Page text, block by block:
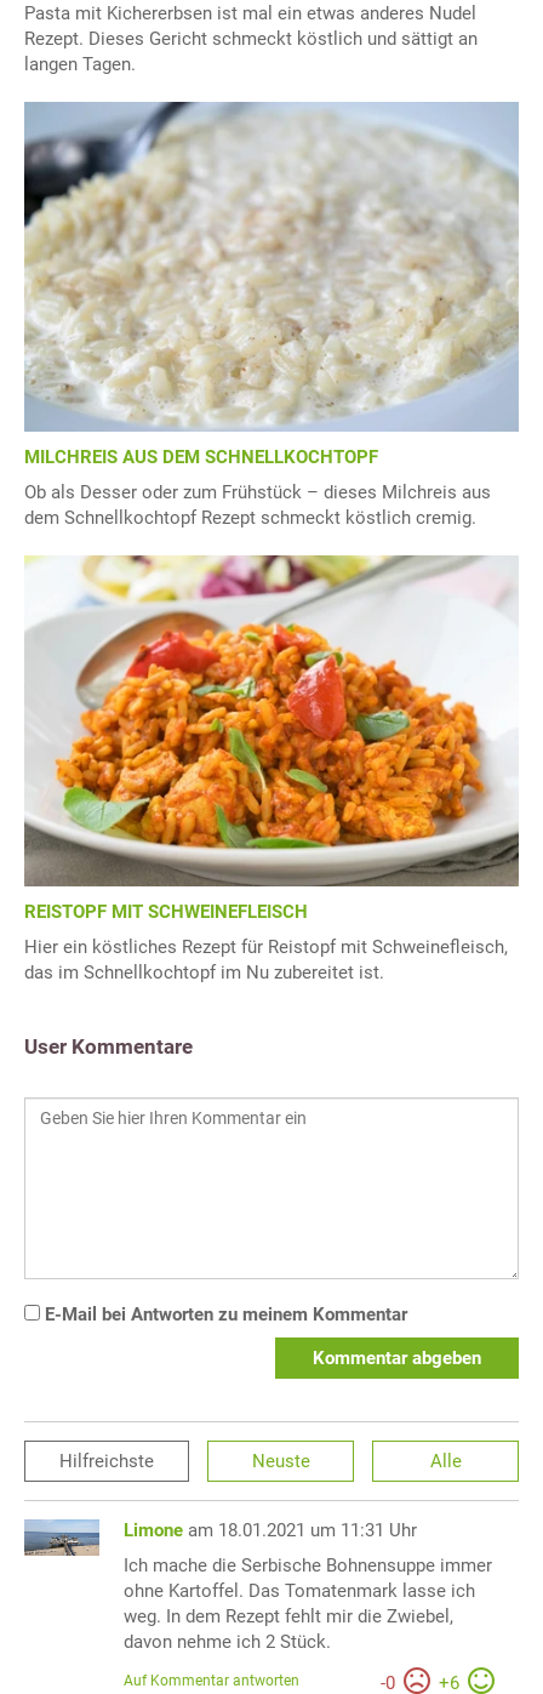
Pasta mit Kichererbsen ist mal ein etwas anderes Nudel
Rezept. Dieses Gericht schmeckt köstlich und sättigt an
langen Tagen.
MILCHREIS AUS DEM SCHNELLKOCHTOPF
Ob als Desser oder zum Frühstück – dieses Milchreis aus
dem Schnellkochtopf Rezept schmeckt köstlich cremig.
REISTOPF MIT SCHWEINEFLEISCH
Hier ein köstliches Rezept für Reistopf mit Schweinefleisch,
das im Schnellkochtopf im Nu zubereitet ist.
User Kommentare
E-Mail bei Antworten zu meinem Kommentar
Kommentar abgeben
Hilfreichste Neuste Alle
Limone am 18.01.2021 um 11:31 Uhr
Ich mache die Serbische Bohnensuppe immer
ohne Kartoffel. Das Tomatenmark lasse ich
weg. In dem Rezept fehlt mir die Zwiebel,
davon nehme ich 2 Stück.
-0 +6
Auf Kommentar antworten